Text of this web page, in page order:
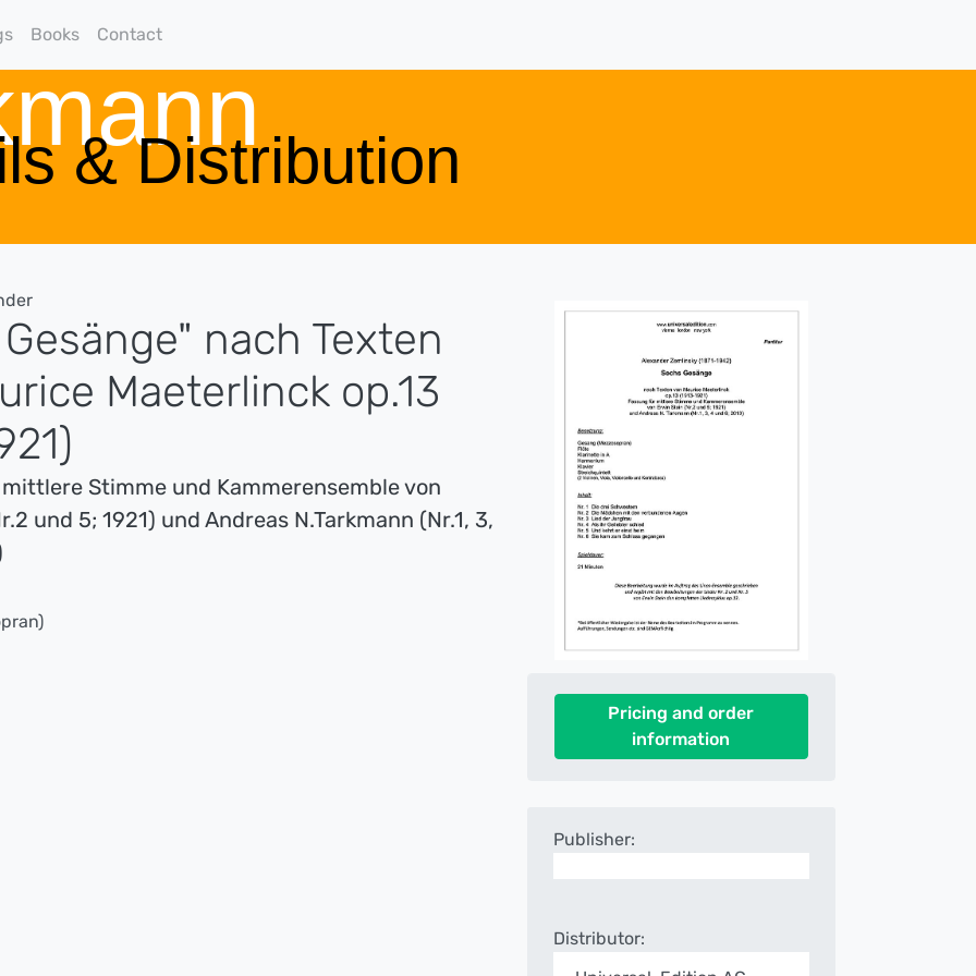
Books Contact
& Distribution
nach Texten
Maeterlinck op.13
Stimme und Kammerensemble von
und 5; 1921) und Andreas N.Tarkmann (Nr.1, 3,
Pricing and order
information
Publisher:
Distributor: